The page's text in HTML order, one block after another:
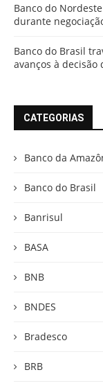
Banco do
durante
Banco do Brasil
avanços à decisão
CATEGORIAS
Banco da
Banco do Brasil
Banrisul
BASA
BNB
BNDES
Bradesco
BRB